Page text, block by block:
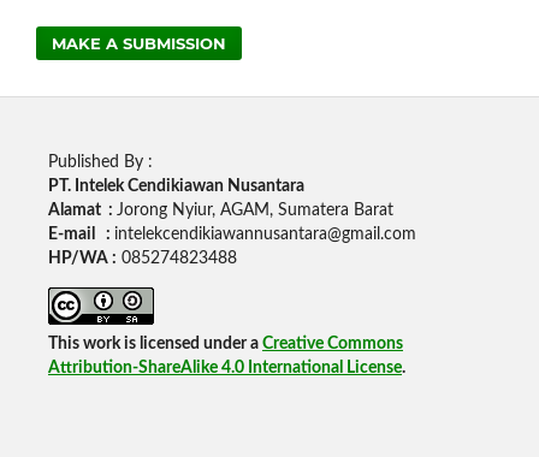
MAKE A SUBMISSION
Published By :
PT. Intelek Cendikiawan Nusantara
Alamat : Jorong Nyiur, AGAM, Sumatera Barat
E-mail : intelekcendikiawannusantara@gmail.com
HP/WA : 085274823488
This work is licensed under a Creative Commons
Attribution-ShareAlike 4.0 International License.